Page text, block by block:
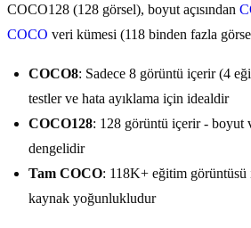
COCO128 (128 görsel), boyut açısından
COCO veri kümesi (118 binden fazla
COCO8: Sadece 8 görüntü içerir (4
testler ve hata ayıklama için idealdir
COCO128: 128 görüntü içerir - boyut
dengelidir
Tam COCO: 118K+ eğitim görüntüsü
kaynak yoğunlukludur